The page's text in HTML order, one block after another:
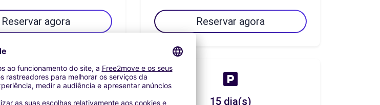
Reservar agora Reservar agora
7 dia(s) 15 dia(s)